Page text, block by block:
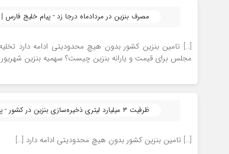
مصرف بنزین در مردادماه درجا زد - پیام خلیج فارس
[…] تامین بنزین کشور بدون هیچ محدودیتی ادامه دارد تخلیه
مجلس برای قیمت و یارانه بنزین چیست؟ سهمیه بنزین
ظرفیت ۳ میلیارد لیتری ذخیره‌سازی بنزین در کشور - پیام خلیج فارس | پیام خلیج فارس
[…] تامین بنزین کشور بدون هیچ محدودیتی ادامه دارد […]